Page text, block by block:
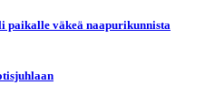
paikalle väkeä naapurikunnista